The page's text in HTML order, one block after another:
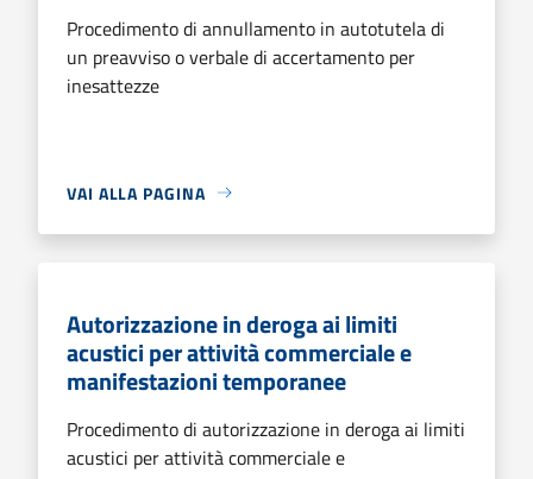
Procedimento di annullamento in autotutela di
un preavviso o verbale di accertamento per
inesattezze
VAI ALLA PAGINA
Autorizzazione in deroga ai limiti
acustici per attività commerciale e
manifestazioni temporanee
Procedimento di autorizzazione in deroga ai limiti
acustici per attività commerciale e